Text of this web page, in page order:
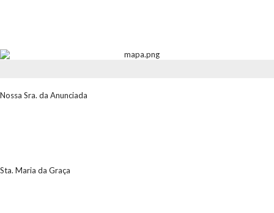
Nossa Sra. da Anunciada
Sta. Maria da Graça